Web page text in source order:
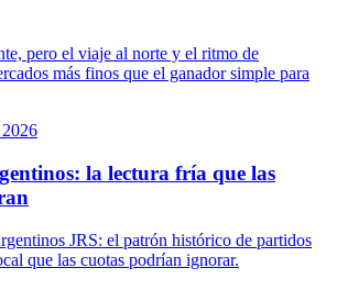
pero el viaje al norte y el ritmo de
más finos que el ganador simple para
la lectura fría que las
JRS: el patrón histórico de partidos
que las cuotas podrían ignorar.